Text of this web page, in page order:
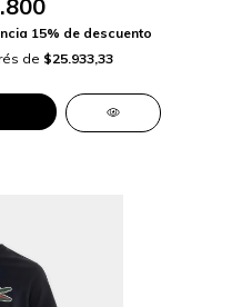
15% de descuento
de $25.933,33